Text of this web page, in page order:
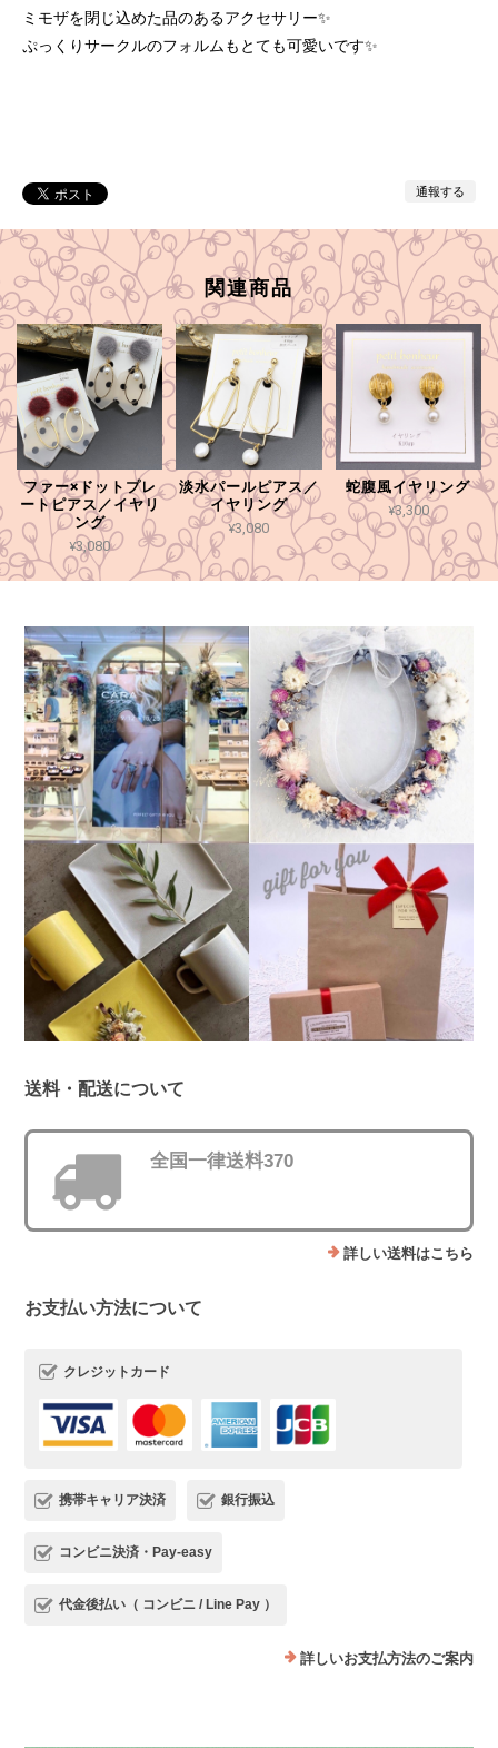
ミモザを閉じ込めた品のあるアクセサリー✨
ぷっくりサークルのフォルムもとても可愛いです✨
通報する
関連商品
ファー×ドットプレ
ートピアス／イヤリ
ング
¥3,080
淡水パールピアス／
イヤリング
¥3,080
蛇腹風イヤリング
¥3,300
送料・配送について
全国一律送料370
詳しい送料はこちら
お支払い方法について
クレジットカード
携帯キャリア決済 銀行振込
コンビニ決済・Pay-easy
代金後払い（ コンビニ / Line Pay ）
詳しいお支払方法のご案内